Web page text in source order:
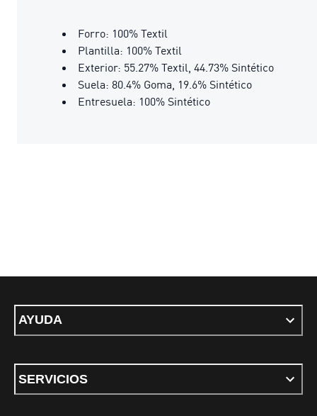
Forro: 100% Textil
Plantilla: 100% Textil
Exterior: 55.27% Textil, 44.73% Sintético
Suela: 80.4% Goma, 19.6% Sintético
Entresuela: 100% Sintético
AYUDA
SERVICIOS